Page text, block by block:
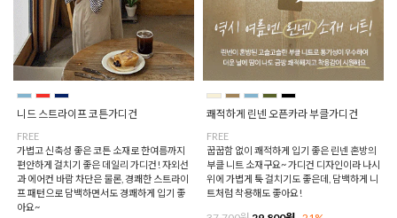
니드 스트라이프 코튼가디건
FREE
가볍고 신축성 좋은 코튼 소재로 한여름까지
편안하게 걸치기 좋은 데일리 가디건! 자외선
과 에어컨 바람 차단은 물론, 경쾌한 스트라이
프 패턴으로 담백하면서도 경쾌하게 입기 좋
아요~
쾌적하게 린넨 오픈카라 부클가디건
FREE
꿉꿉함 없이 쾌적하게 입기 좋은 린넨 혼방의
부클 니트 소재구요~ 가디건 디자인이라 나시
위에 가볍게 툭 걸치기도 좋은데, 담백하게 니
트처럼 착용해도 좋아요!